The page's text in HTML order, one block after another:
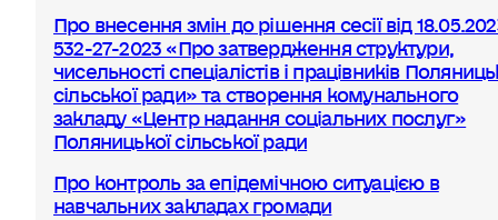
Про внесення змін до рішення сесії від
532-27-2023 «Про затвердження структури,
чисельності спеціалістів і працівників
сільської ради» та створення комунального
закладу «Центр надання соціальних послуг»
Поляницької сільської ради
Про контроль за епідемічною ситуацією в
навчальних закладах громади